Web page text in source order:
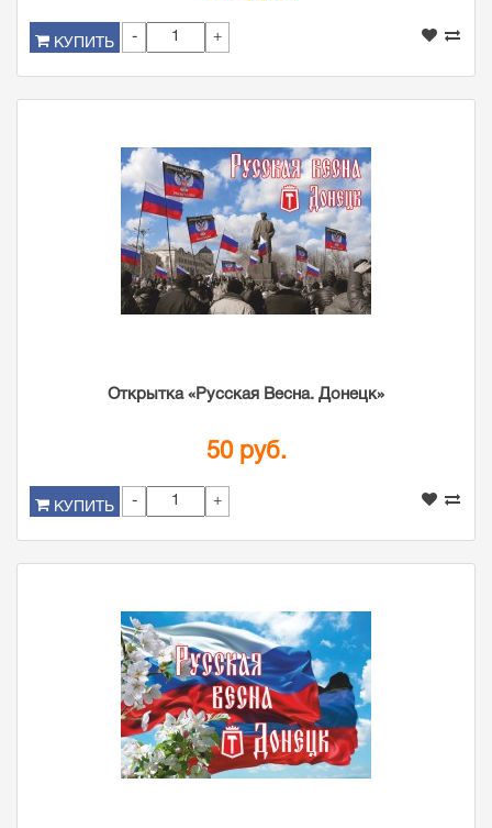
КУПИТЬ - +
Открытка «Русская Весна. Донецк»
50 руб.
КУПИТЬ - +